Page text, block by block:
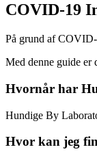
COVID-19
På grund af COVID-
Med denne guide er
Hvornår har
Hundige By
Hvor kan jeg